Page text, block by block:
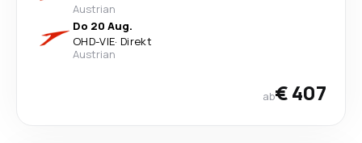
Austrian
Do 20 Aug.
OHD-VIE· Direkt
Austrian
ab€ 407